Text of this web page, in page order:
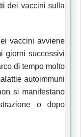
dei vaccini sulla
vaccini avviene
giorni successivi
di tempo molto
autoimmuni
si manifestano
o dopo